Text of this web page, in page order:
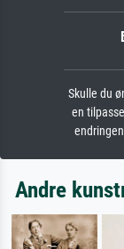
Skulle du
en
Andre